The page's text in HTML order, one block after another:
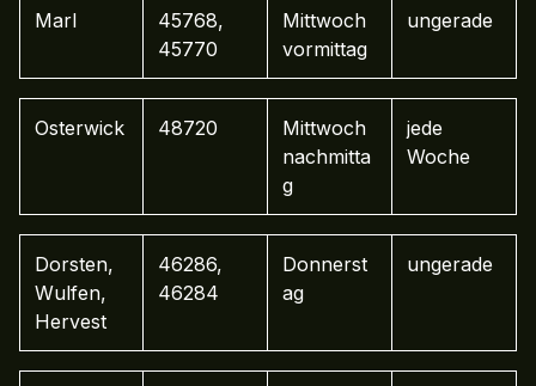
Marl
45768,
45770
Mittwoch
vormittag
ungerade
Osterwick 48720
Mittwoch
nachmitta
g
jede
Woche
Dorsten,
Wulfen,
Hervest
46286,
46284
Donnerst
ag
ungerade